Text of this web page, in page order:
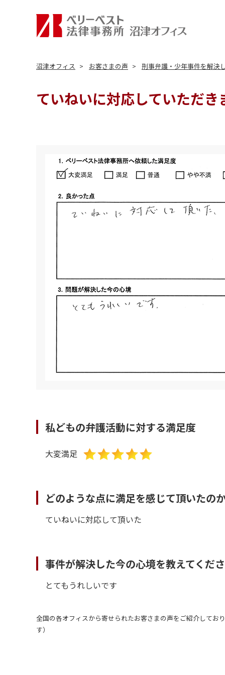
沼津オフィス お客さまの声 刑事弁護・少年事件を解決
ていねいに対応していただき
私どもの弁護活動に対する満足度
大変満足
どのような点に満足を感じて頂いたの
ていねいに対応して頂いた
事件が解決した今の心境を教えてくだ
とてもうれしいです
全国の各オフィスから寄せられたお客さまの声をご紹介して
す）